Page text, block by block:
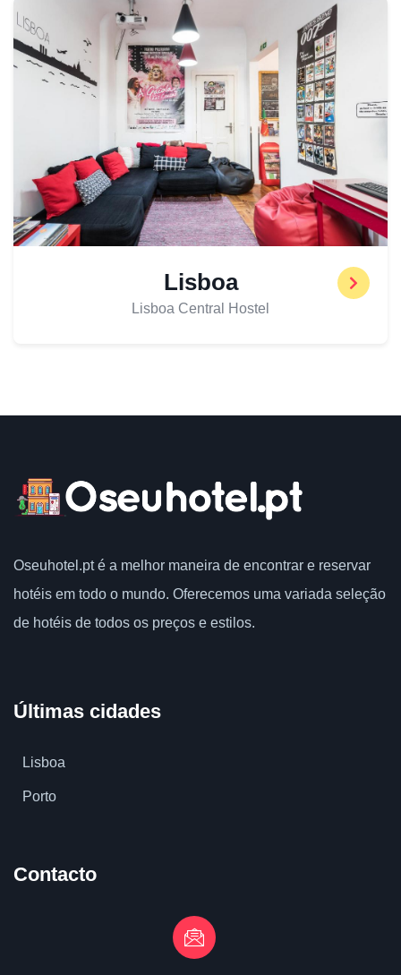
Lisboa
Lisboa Central Hostel
Oseuhotel.pt é a melhor maneira de encontrar e reservar
hotéis em todo o mundo. Oferecemos uma variada seleção
de hotéis de todos os preços e estilos.
Últimas cidades
Lisboa
Porto
Contacto